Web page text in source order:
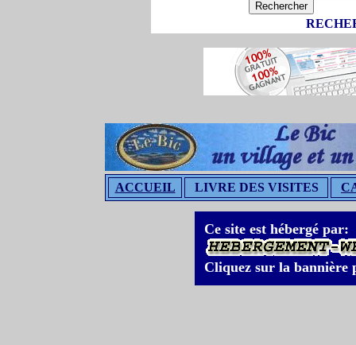
ACCUEIL LIVRE DES VISITES
Ce site est hébergé par:
Cliquez sur la bannière